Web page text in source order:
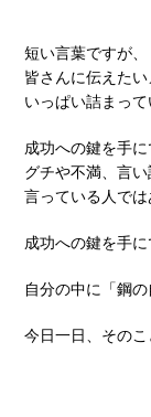
短い言葉ですが、
皆さんに伝えた
いっぱい詰まって
成功への鍵を手に
グチや不満、言
言っている人では
成功への鍵を手に
自分の中に「鋼
今日一日、そのこ